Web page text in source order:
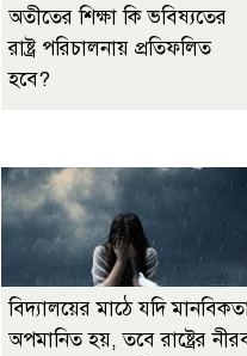
অতীতের শিক্ষা কি ভবিষ্যতের
রাষ্ট্র পরিচালনায় প্রতিফলিত
হবে?
বিদ্যালয়ের মাঠে যদি
অপমানিত হয়, তবে রাষ্ট্রের